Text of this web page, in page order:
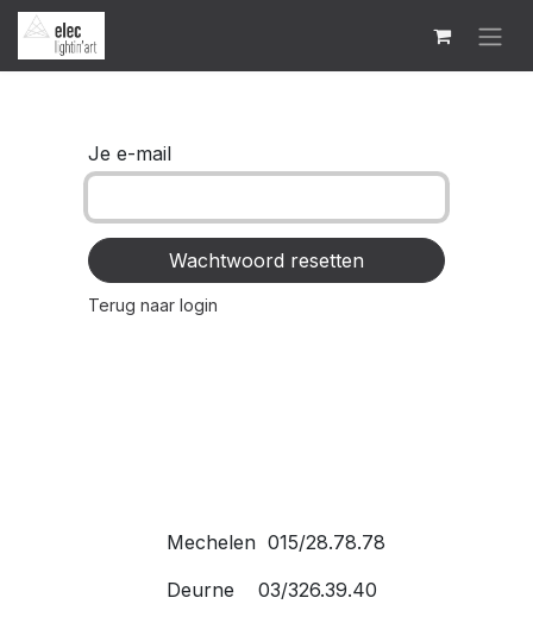
Je e-mail
Wachtwoord resetten
Terug naar login
Mechelen 015/28.78.78
Deurne 03/326.39.40